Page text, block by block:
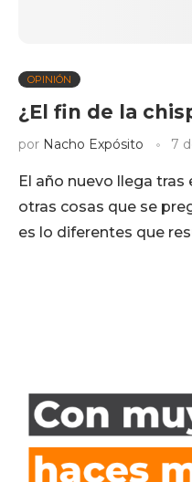
OPINIÓN
¿El fin de la
por Nacho Expósito 7
El año nuevo llega
otras cosas que se
es lo diferentes que